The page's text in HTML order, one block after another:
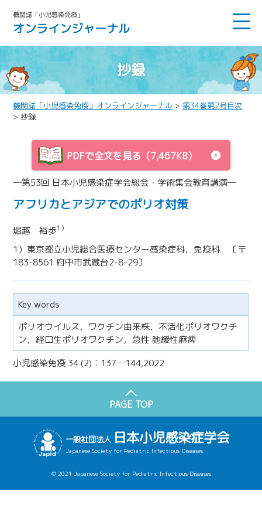
機関誌「小児感染免疫」
オンラインジャーナル
抄録
機関誌「小児感染免疫」オンラインジャーナル > 第34巻第2号目次
> 抄録
PDFで全文を見る（7,467KB）
─第53回 日本小児感染症学会総会・学術集会教育講演─
アフリカとアジアでのポリオ対策
堀越 裕歩1）
1）東京都立小児総合医療センター感染症科，免疫科 〔〒
183-8561 府中市武蔵台2-8-29〕
Key words
ポリオウイルス，ワクチン由来株，不活化ポリオワクチ
ン，経口生ポリオワクチン，急性 弛緩性麻痺
小児感染免疫 34 (2)：137─144,2022
PAGE TOP
一般社団法人 日本小児感染症学会
Japanese Society for Pediatric Infectious Diseases
© 2021 Japanese Society for Pediatric Infectious Diseases